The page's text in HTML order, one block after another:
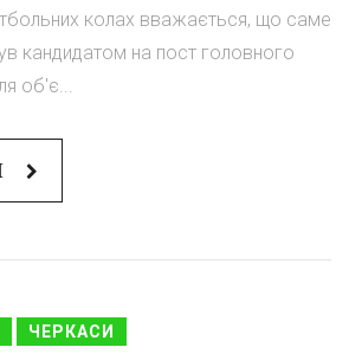
колах вважається, що саме
кандидатом на пост головного
об'є...
ЧЕРКАСИ